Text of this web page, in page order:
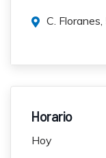
C.
Horario
Hoy